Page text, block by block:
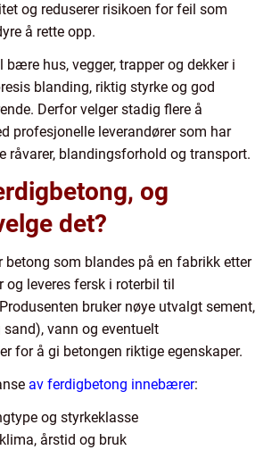
og reduserer risikoen for feil som
å rette opp.
bære hus, vegger, trapper og dekker i
blanding, riktig styrke og god
Derfor velger stadig flere å
profesjonelle leverandører som har
råvarer, blandingsforhold og transport.
og
det?
betong som blandes på en fabrikk etter
leveres fersk i roterbil til
bruker nøye utvalgt sement,
vann og eventuelt
for å gi betongen riktige egenskaper.
av ferdigbetong innebærer:
og styrkeklasse
årstid og bruk